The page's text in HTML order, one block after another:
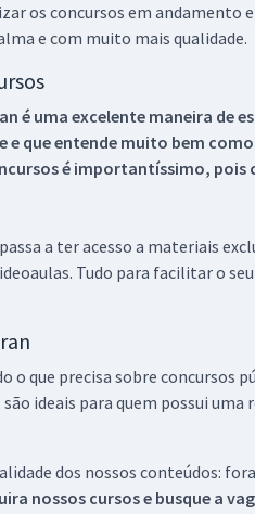
os concursos em andamento
e com muito mais qualidade.
é uma excelente maneira de
e que entende muito bem
é importantíssimo, pois
a ter acesso a materiais
Tudo para facilitar o
o que precisa sobre concursos
ideais para quem possui
dos nossos conteúdos:
nossos cursos e busque a